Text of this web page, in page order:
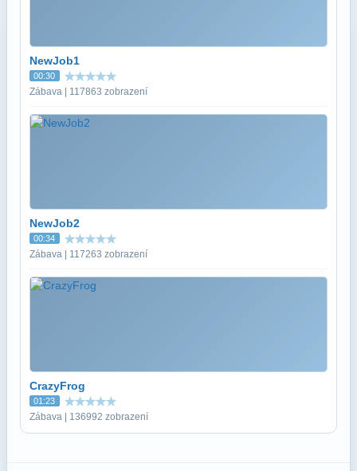
NewJob1
00:30
Zábava | 117863 zobrazení
NewJob2
00:34
Zábava | 117263 zobrazení
CrazyFrog
01:23
Zábava | 136992 zobrazení